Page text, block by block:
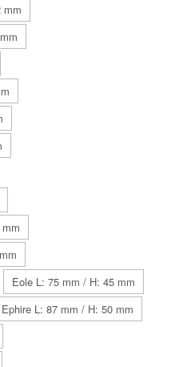
mm
Eole L: 75 mm / H: 45 mm
Ephire L: 87 mm / H: 50 mm